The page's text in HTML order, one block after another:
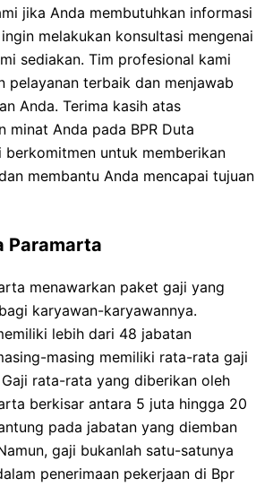
jika Anda membutuhkan informasi
melakukan konsultasi mengenai
sediakan. Tim profesional kami
pelayanan terbaik dan menjawab
Anda. Terima kasih atas
minat Anda pada BPR Duta
berkomitmen untuk memberikan
membantu Anda mencapai tujuan
Paramarta
menawarkan paket gaji yang
karyawan-karyawannya.
lebih dari 48 jabatan
masing memiliki rata-rata gaji
rata-rata yang diberikan oleh
berkisar antara 5 juta hingga 20
pada jabatan yang diemban
gaji bukanlah satu-satunya
penerimaan pekerjaan di Bpr